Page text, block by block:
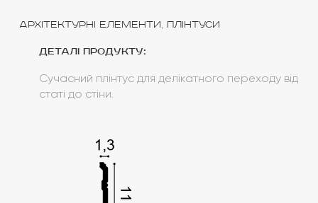
Архітектурні елементи Плінтуси
Деталі продукту:
Сучасний плінтус для делікатного переходу від
статі до стіни.